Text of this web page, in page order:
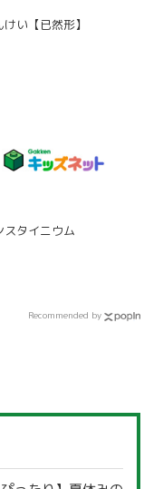
けい【已然形】
スタイニウム
Recommended by